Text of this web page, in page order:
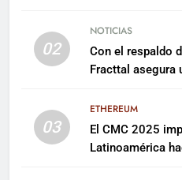
02
NOTICIAS
Con el respaldo
Fracttal asegura
03
ETHEREUM
El CMC 2025
Latinoamérica